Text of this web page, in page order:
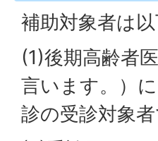
補助対象者は
(1)後期高齢者
言います。）
診の受診対象